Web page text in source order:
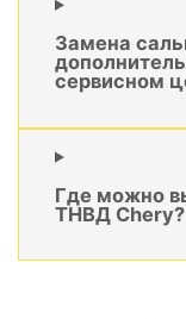
Замена
сервисном
Где можно
ТНВД Chery?